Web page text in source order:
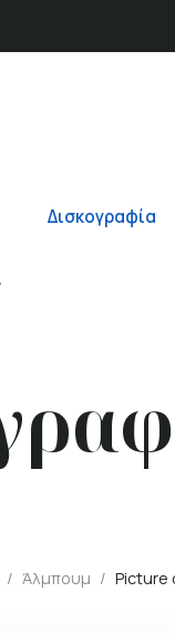
Δισκογραφία
/ Άλμπουμ / Picture